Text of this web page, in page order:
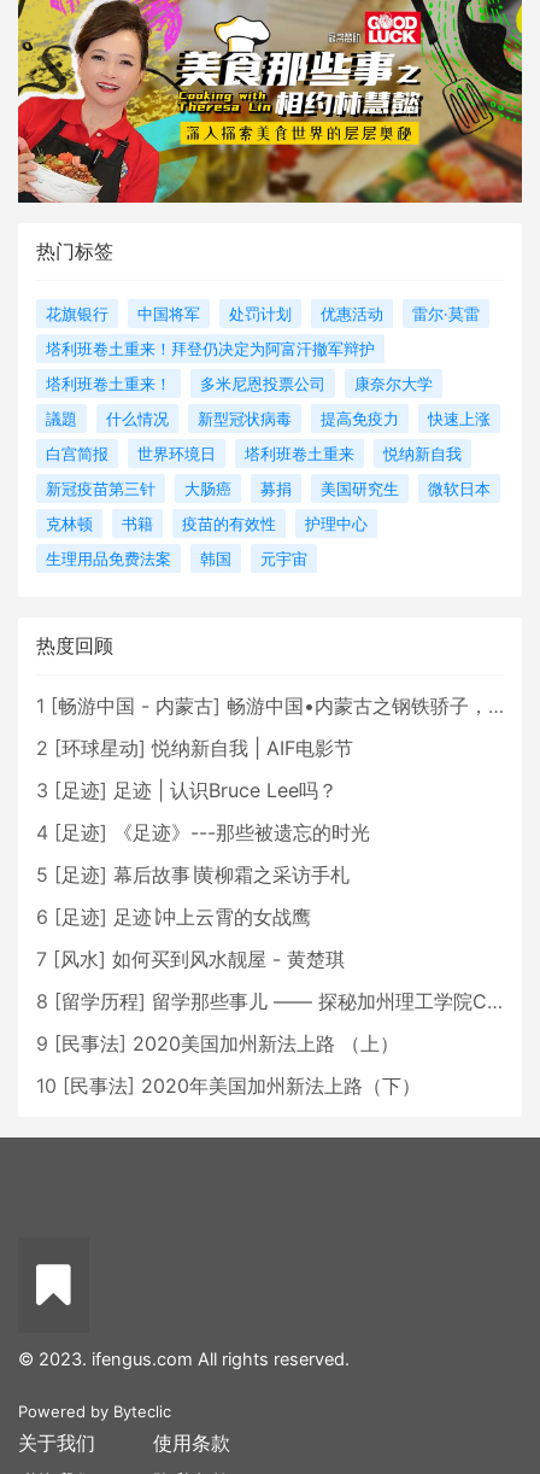
热门标签
花旗银行 中国将军 处罚计划 优惠活动
雷尔·莫雷
塔利班卷土重来！拜登仍决定为阿富汗撤军辩护
塔利班卷土重来！
多米尼恩投票公司
康奈尔大学
議題
什么情况 新型冠状病毒 提高免疫力
快速上涨
白宫简报
世界环境日 塔利班卷土重来
悦纳新自我
新冠疫苗第三针
大肠癌 募捐 美国研究生
微软日本
克林顿
书籍 疫苗的有效性
护理中心
生理用品免费法案
韩国 元宇宙
热度回顾
1 [畅游中国 - 内蒙古] 畅游中国•内蒙古之钢铁骄子，魅力包头
2 [环球星动] 悦纳新自我 | AIF电影节
3 [足迹] 足迹 | 认识Bruce Lee吗？
4 [足迹]
《足迹》---那些被遗忘的时光
5 [足迹] 幕后故事∣黄柳霜之采访手札
6 [足迹] 足迹∣冲上云霄的女战鹰
7 [风水] 如何买到风水靓屋 - 黄楚琪
8 [留学历程] 留学那些事儿 —— 探秘加州理工学院Caltech博士生活 [上集]
9 [民事法] 2020美国加州新法上路 （上）
10 [民事法] 2020年美国加州新法上路（下）
© 2023. ifengus.com All rights reserved.
Powered by Byteclic
关于我们
使用条款